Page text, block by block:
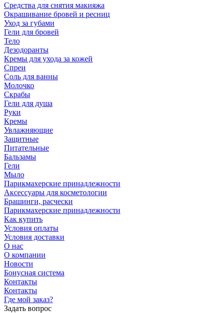
Средства для снятия макияжа
Окрашивание бровей и ресниц
Уход за губами
Гели для бровей
Тело
Дезодоранты
Кремы для ухода за кожей
Спреи
Соль для ванны
Молочко
Скрабы
Гели для душа
Руки
Кремы
Увлажняющие
Защитные
Питательные
Бальзамы
Гели
Мыло
Парикмахерские принадлежности
Аксессуары для косметологии
Брашинги, расчески
Парикмахерские принадлежности
Как купить
Условия оплаты
Условия доставки
О нас
О компании
Новости
Бонусная система
Контакты
Контакты
Где мой заказ?
Задать вопрос